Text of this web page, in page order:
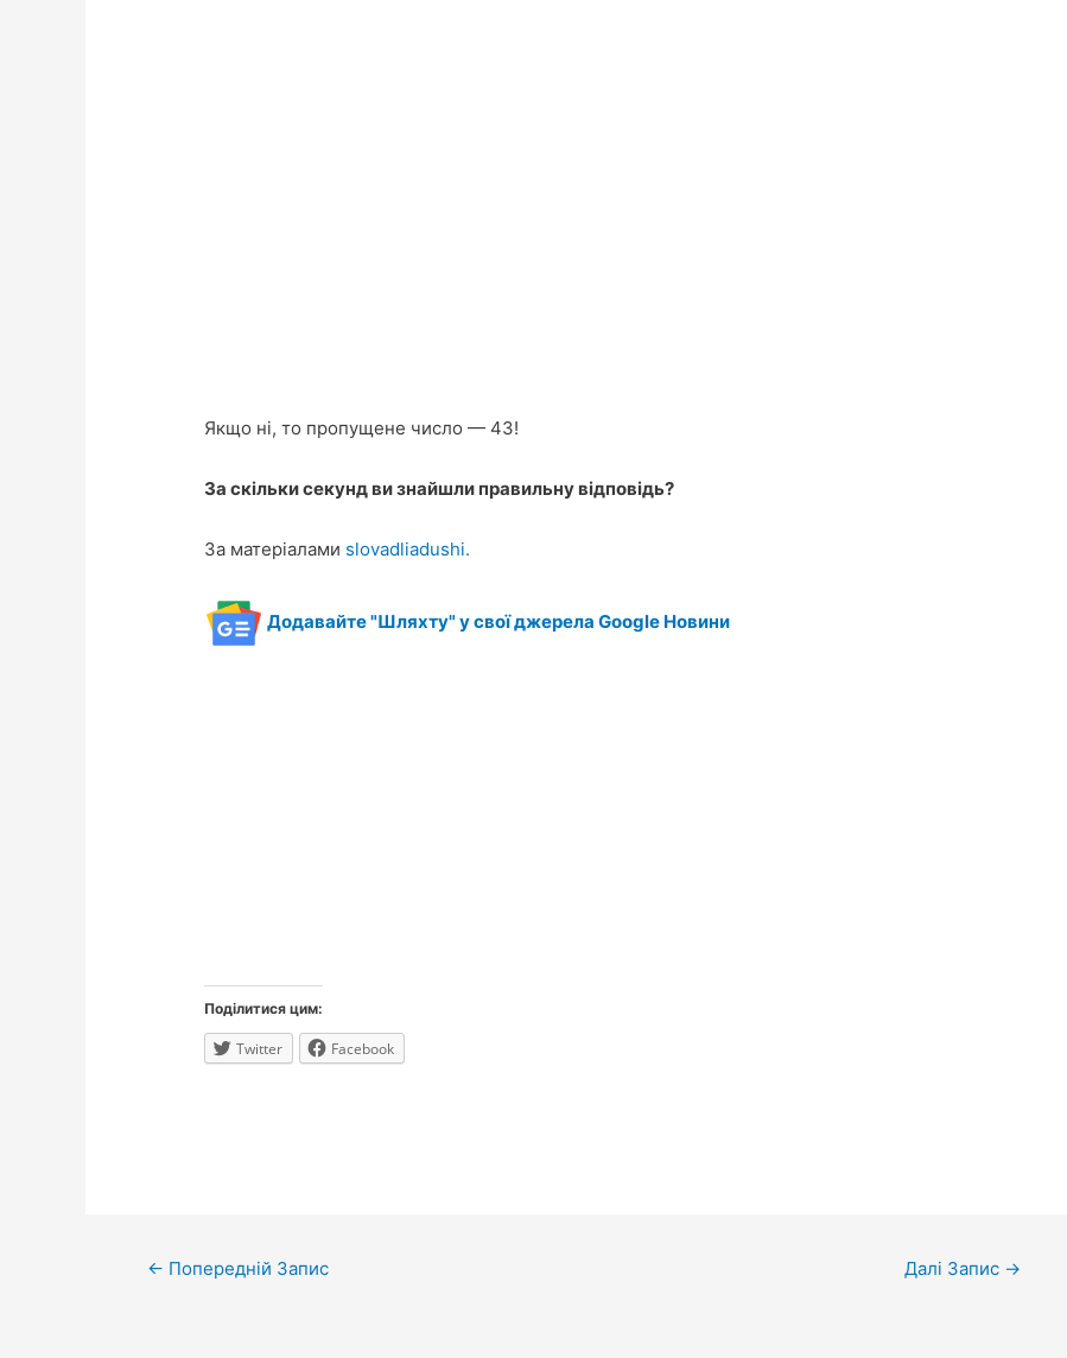
Якщо ні, то пропущене число — 43!
За скільки секунд ви знайшли правильну відповідь?
За матеріалами slovadliadushi.
Додавайте "Шляхту" у свої джерела Google Новини
Поділитися цим:
Twitter Facebook
Навігація
← Попередній Запис Далі Запис →